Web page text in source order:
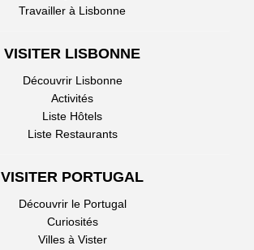
Travailler à Lisbonne
VISITER LISBONNE
Découvrir Lisbonne
Activités
Liste Hôtels
Liste Restaurants
VISITER PORTUGAL
Découvrir le Portugal
Curiosités
Villes à Vister